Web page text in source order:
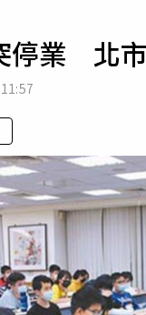
勢力
停業 北